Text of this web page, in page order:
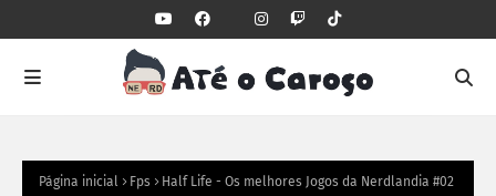
Página inicial Fps Half Life - Os melhores Jogos da Nerdlandia #02